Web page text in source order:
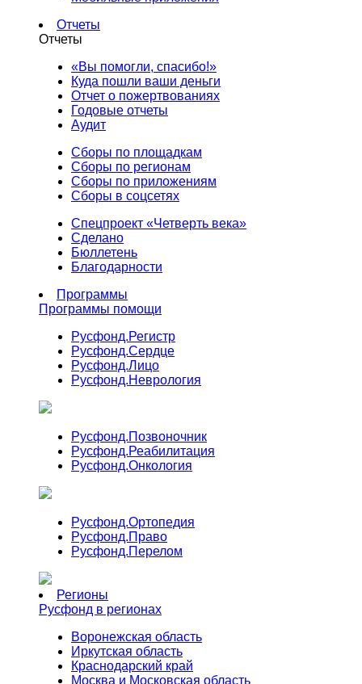
Отчеты
Отчеты
«Вы помогли, спасибо!»
Куда пошли ваши деньги
Отчет о пожертвованиях
Годовые отчеты
Аудит
Сборы по площадкам
Сборы по регионам
Сборы по приложениям
Сборы в соцсетях
Спецпроект «Четверть века»
Сделано
Бюллетень
Благодарности
Программы
Программы помощи
Русфонд.Регистр
Русфонд.Сердце
Русфонд.Лицо
Русфонд.Неврология
Русфонд.Позвоночник
Русфонд.Реабилитация
Русфонд.Онкология
Русфонд.Ортопедия
Русфонд.Право
Русфонд.Перелом
Регионы
Русфонд в регионах
Воронежская область
Иркутская область
Краснодарский край
Москва и Московская область